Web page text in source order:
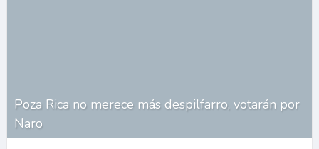
Poza Rica no merece más despilfarro, votarán por
Naro